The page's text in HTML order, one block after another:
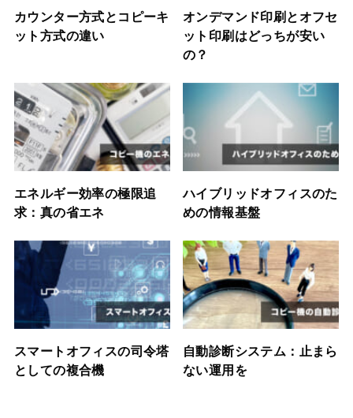
カウンター方式とコピーキ
ット方式の違い
オンデマンド印刷とオフセ
ット印刷はどっちが安い
の？
エネルギー効率の極限追
求：真の省エネ
ハイブリッドオフィスのた
めの情報基盤
スマートオフィスの司令塔
としての複合機
自動診断システム：止まら
ない運用を